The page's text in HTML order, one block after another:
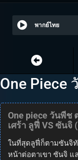
พากย์ไทย
One Piece
One piece วันพีช
เศร้า ลูฟี่ VS ซันจิ
ในที่สุดลูฟี่ก็ตามซันจิ
หน้าต่อตาเขา ซันจิ แ